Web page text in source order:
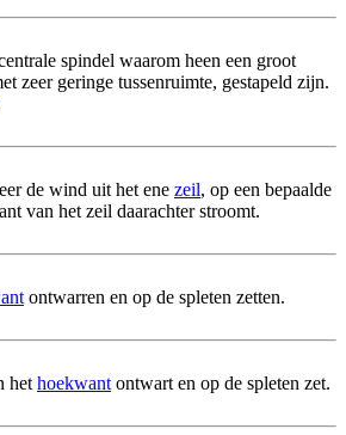
spindel waarom heen een groot
zeer geringe tussenruimte, gestapeld zijn.
de wind uit het ene zeil, op een bepaalde
van het zeil daarachter stroomt.
ontwarren en op de spleten zetten.
het hoekwant ontwart en op de spleten zet.